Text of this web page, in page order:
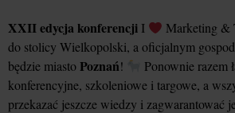
XXII edycja konferencji I
Marketing &
do stolicy Wielkopolski, a oficjalnym
będzie miasto Poznań!
Ponownie razem
konferencyjne, szkoleniowe i targowe, a
przekazać jeszcze wiedzy i zagwarantować